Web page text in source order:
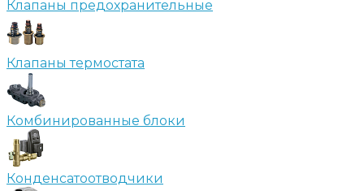
Клапаны предохранительные
Клапаны термостата
Комбинированные блоки
Конденсатоотводчики